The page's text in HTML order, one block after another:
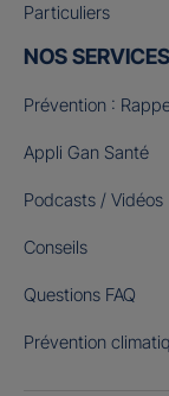
Particuliers
NOS SERVICES
Prévention :
Appli Gan Santé
Podcasts / Vidéos
Conseils
Questions FAQ
Prévention